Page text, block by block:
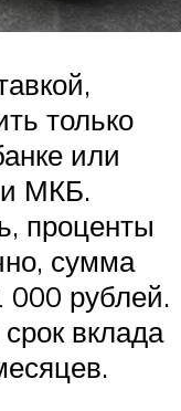
только
или
МКБ.
проценты
сумма
000 рублей.
вклада